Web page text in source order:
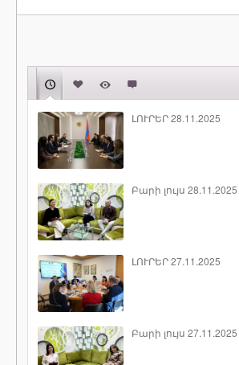
ԼՈՒՐԵՐ 28.11.2025
Բարի լույս 28.11.2025
ԼՈՒՐԵՐ 27.11.2025
Բարի լույս 27.11.2025